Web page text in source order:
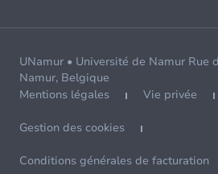
UNamur • Université de Namur Rue
Namur, Belgique
Mentions légales
Vie privée
Gestion des cookies
Conditions générales de facturation